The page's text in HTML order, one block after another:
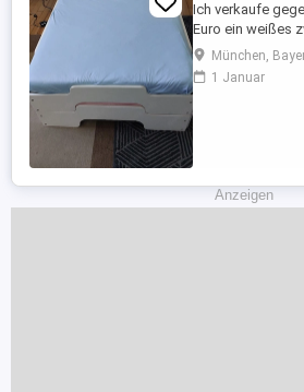
Ich verkaufe
Euro ein weißes
aus Massivholz
Bedarf inklusive
Matratzen. Das
München,
1 Januar
Anzeigen